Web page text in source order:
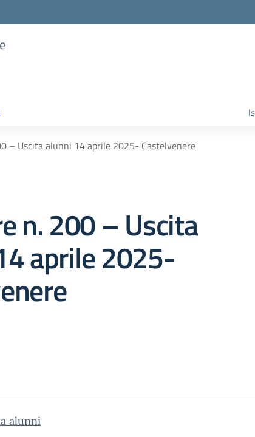
– Uscita alunni 14 aprile 2025- Castelvenere
n. 200 – Uscita
aprile 2025-
alunni